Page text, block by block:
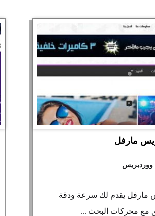
مارفل
ووردبريس
مارفل يقدم لك سرعة ودقة
مع محركات البحث ...